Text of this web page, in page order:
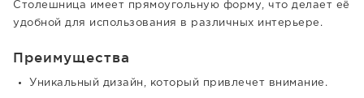
Столешница имеет прямоугольную форму, что делает её
удобной для использования в различных интерьере.
Преимущества
Уникальный дизайн, который привлечет внимание.